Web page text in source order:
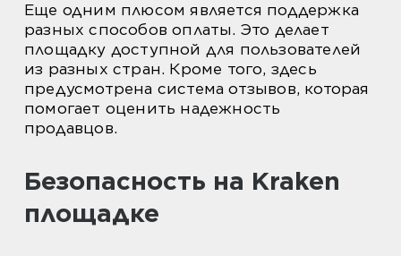
Еще одним плюсом является поддержка
разных способов оплаты. Это делает
площадку доступной для пользователей
из разных стран. Кроме того, здесь
предусмотрена система отзывов, которая
помогает оценить надежность
продавцов.
Безопасность на Kraken
площадке